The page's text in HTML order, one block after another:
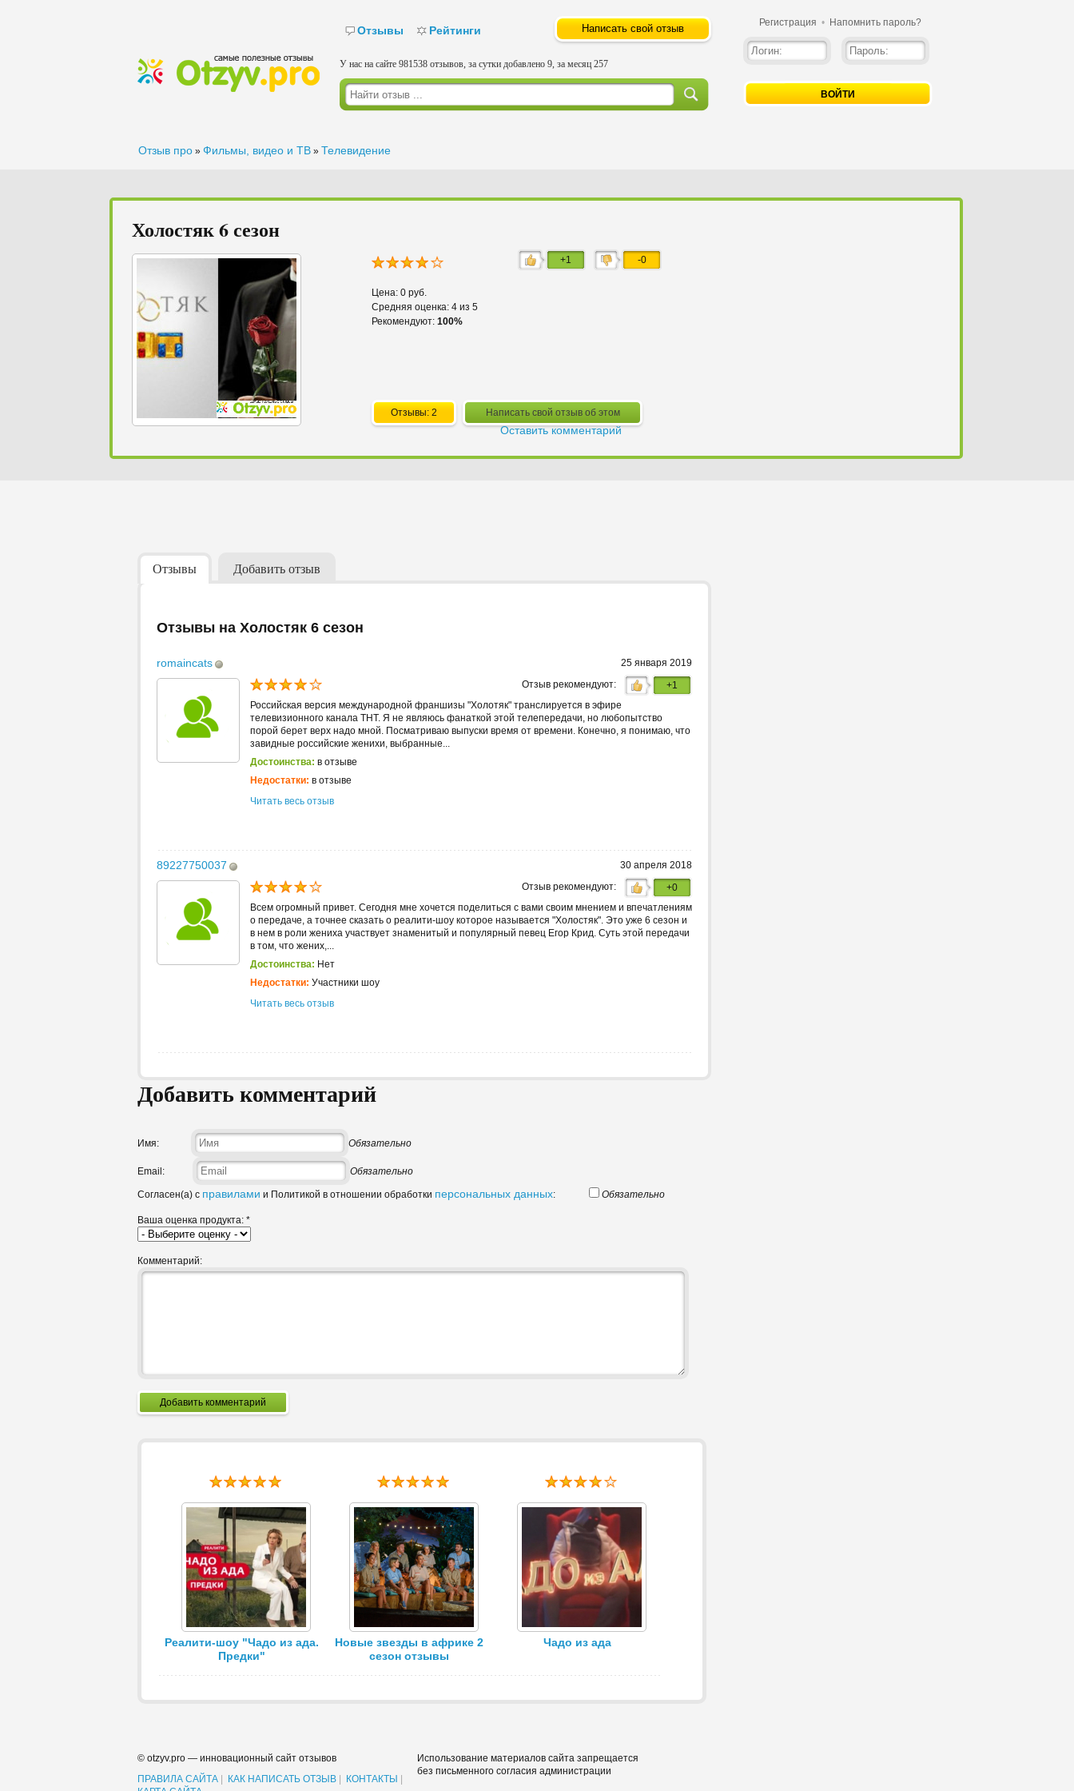
Отзывы Рейтинги Написать свой отзыв
У нас на сайте 981538 отзывов, за сутки добавлено 9, за месяц 257
Регистрация • Напомнить пароль?
ВОЙТИ
Отзыв про » Фильмы, видео и ТВ » Телевидение
Холостяк 6 сезон
+1 -0
Цена: 0 руб.
Средняя оценка: 4 из 5
Рекомендуют: 100%
Отзывы: 2 Написать свой отзыв об этом
Оставить комментарий
Отзывы Добавить отзыв
Отзывы на Холостяк 6 сезон
romaincats
25 января 2019
Отзыв рекомендуют:
+1
Российская версия международной франшизы "Холотяк" транслируется в эфире
телевизионного канала ТНТ. Я не являюсь фанаткой этой телепередачи, но любопытство
порой берет верх надо мной. Посматриваю выпуски время от времени. Конечно, я понимаю, что
завидные российские женихи, выбранные...
Достоинства: в отзыве
Недостатки: в отзыве
Читать весь отзыв
89227750037
30 апреля 2018
Отзыв рекомендуют:
+0
Всем огромный привет. Сегодня мне хочется поделиться с вами своим мнением и впечатлениям
о передаче, а точнее сказать о реалити-шоу которое называется "Холостяк". Это уже 6 сезон и
в нем в роли жениха участвует знаменитый и популярный певец Егор Крид. Суть этой передачи
в том, что жених,...
Достоинства: Нет
Недостатки: Участники шоу
Читать весь отзыв
Добавить комментарий
Имя: Обязательно
Email: Обязательно
Согласен(а) с правилами и Политикой в отношении обработки персональных данных: Обязательно
Ваша оценка продукта: *
Комментарий:
Добавить комментарий
Реалити-шоу "Чадо из ада.
Предки"
Новые звезды в африке 2
сезон отзывы
Чадо из ада
© otzyv.pro — инновационный сайт отзывов
ПРАВИЛА САЙТА
КАК НАПИСАТЬ ОТЗЫВ КОНТАКТЫ
Использование материалов сайта запрещается
без письменного согласия администрации